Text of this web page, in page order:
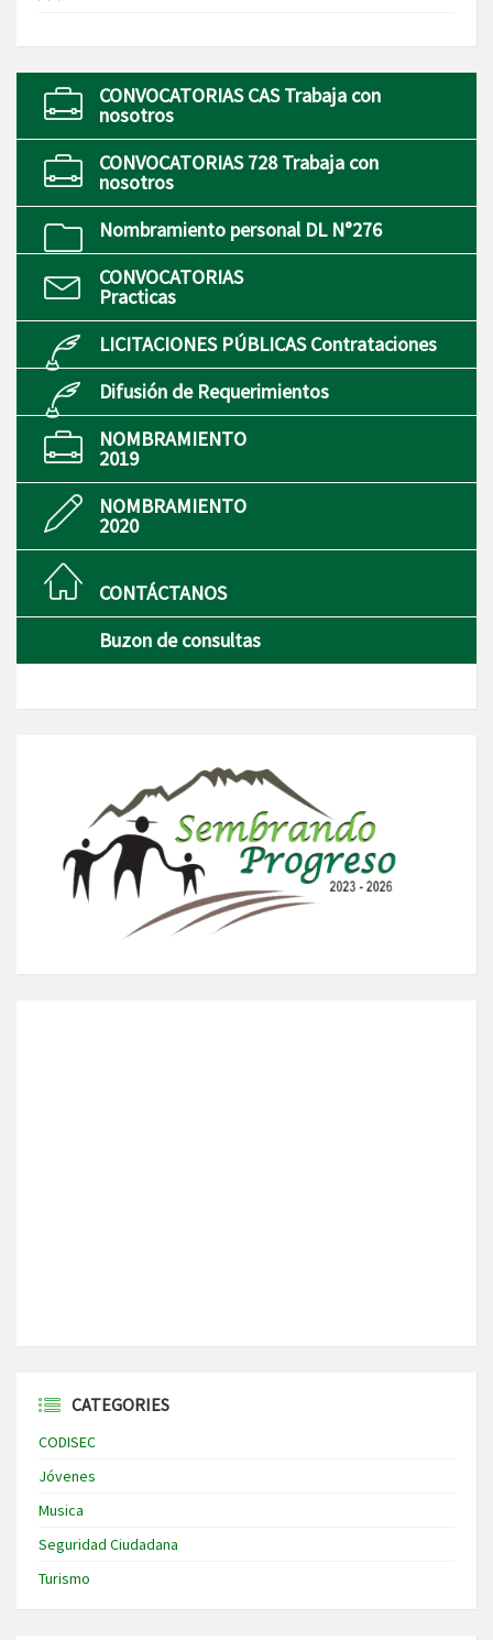
CONVOCATORIAS CAS Trabaja con
nosotros
CONVOCATORIAS 728 Trabaja con
nosotros
Nombramiento personal DL N°276
CONVOCATORIAS
Practicas
LICITACIONES PÚBLICAS Contrataciones
Difusión de Requerimientos
NOMBRAMIENTO
2019
NOMBRAMIENTO
2020
CONTÁCTANOS
Buzon de consultas
CATEGORIES
CODISEC
Jóvenes
Musica
Seguridad Ciudadana
Turismo